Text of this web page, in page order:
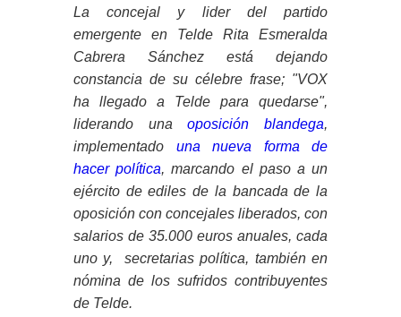
La concejal y lider del partido
emergente en Telde Rita Esmeralda
Cabrera Sánchez está dejando
constancia de su célebre frase; "VOX
ha llegado a Telde para quedarse",
liderando unaoposición blandega,
implementado una nueva forma de
hacer política, marcando el paso a un
ejército de ediles de la bancada de la
oposición con concejales liberados, con
salarios de 35.000 euros anuales, cada
uno y, secretarias política, también en
nómina de los sufridos contribuyentes
de Telde.